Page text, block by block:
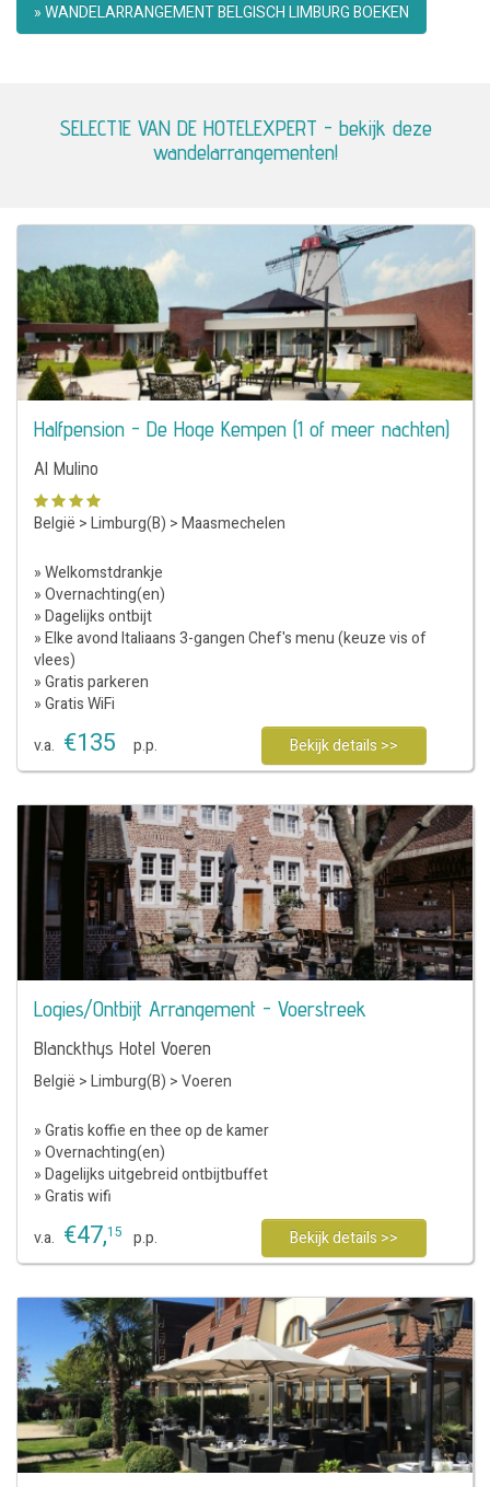
» WANDELARRANGEMENT BELGISCH LIMBURG BOEKEN
SELECTIE VAN DE HOTELEXPERT - bekijk deze
wandelarrangementen!
Halfpension - De Hoge Kempen (1 of meer nachten)
Al Mulino
België >Limburg(B) >Maasmechelen
» Welkomstdrankje
» Overnachting(en)
» Dagelijks ontbijt
» Elke avond Italiaans 3-gangen Chef's menu (keuze vis of
vlees)
» Gratis parkeren
» Gratis WiFi
v.a. €135 p.p. Bekijk details >>
Logies/Ontbijt Arrangement - Voerstreek
Blanckthys Hotel Voeren
België >Limburg(B) >Voeren
» Gratis koffie en thee op de kamer
» Overnachting(en)
» Dagelijks uitgebreid ontbijtbuffet
» Gratis wifi
v.a. €47,15 p.p. Bekijk details >>